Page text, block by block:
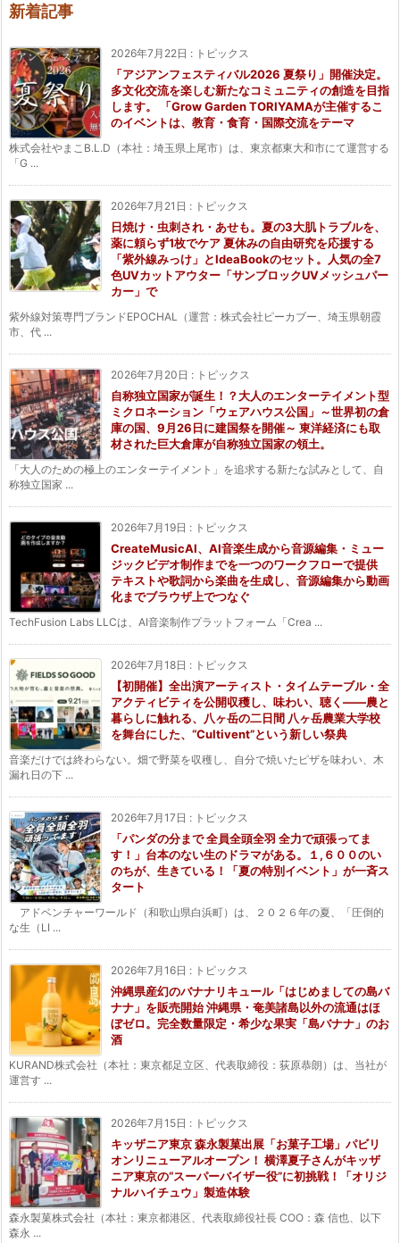
新着記事
2026年7月22日 : トピックス
「アジアンフェスティバル2026 夏祭り」開催決定。
多文化交流を楽しむ新たなコミュニティの創造を目指
します。 「Grow Garden TORIYAMAが主催するこ
のイベントは、教育・食育・国際交流をテーマ
株式会社やまこB.L.D（本社：埼玉県上尾市）は、東京都東大和市にて運営する
「G ...
2026年7月21日 : トピックス
日焼け・虫刺され・あせも。夏の3大肌トラブルを、
薬に頼らず1枚でケア 夏休みの自由研究を応援する
「紫外線みっけ」とIdeaBookのセット。人気の全7
色UVカットアウター「サンブロックUVメッシュパー
カー」で
紫外線対策専門ブランドEPOCHAL（運営：株式会社ピーカブー、埼玉県朝霞
市、代 ...
2026年7月20日 : トピックス
自称独立国家が誕生！？大人のエンターテイメント型
ミクロネーション「ウェアハウス公国」～世界初の倉
庫の国、9月26日に建国祭を開催～ 東洋経済にも取
材された巨大倉庫が自称独立国家の領土。
「大人のための極上のエンターテイメント」を追求する新たな試みとして、自
称独立国家 ...
2026年7月19日 : トピックス
CreateMusicAI、AI音楽生成から音源編集・ミュー
ジックビデオ制作までを一つのワークフローで提供
テキストや歌詞から楽曲を生成し、音源編集から動画
化までブラウザ上でつなぐ
TechFusion Labs LLCは、AI音楽制作プラットフォーム「Crea ...
2026年7月18日 : トピックス
【初開催】全出演アーティスト・タイムテーブル・全
アクティビティを公開収穫し、味わい、聴く——農と
暮らしに触れる、八ヶ岳の二日間 八ヶ岳農業大学校
を舞台にした、“Cultivent”という新しい祭典
音楽だけでは終わらない。畑で野菜を収穫し、自分で焼いたピザを味わい、木
漏れ日の下 ...
2026年7月17日 : トピックス
「パンダの分まで 全員全頭全羽 全力で頑張ってま
す！」台本のない生のドラマがある。１,６００のい
のちが、生きている！「夏の特別イベント」が一斉ス
タート
アドベンチャーワールド（和歌山県白浜町）は、２０２６年の夏、「圧倒的
な生（LI ...
2026年7月16日 : トピックス
沖縄県産幻のバナナリキュール「はじめましての島バ
ナナ」を販売開始 沖縄県・奄美諸島以外の流通はほ
ぼゼロ。完全数量限定・希少な果実「島バナナ」のお
酒
KURAND株式会社（本社：東京都足立区、代表取締役：荻原恭朗）は、当社が
運営す ...
2026年7月15日 : トピックス
キッザニア東京 森永製菓出展「お菓子工場」パビリ
オンリニューアルオープン！ 横澤夏子さんがキッザ
ニア東京の“スーパーバイザー役”に初挑戦！「オリジ
ナルハイチュウ」製造体験
森永製菓株式会社（本社：東京都港区、代表取締役社長 COO：森 信也、以下
森永 ...